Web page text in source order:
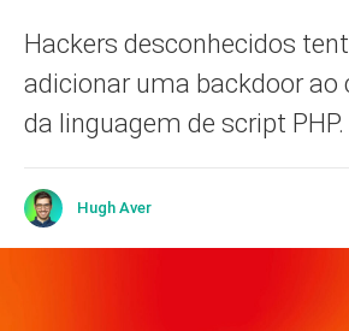
Hackers desconhecidos
adicionar uma backdoor ao
da linguagem de script PHP.
Hugh Aver